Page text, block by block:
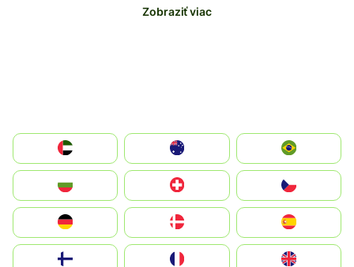
Zobraziť viac
الإمارات العربية المتحدة
Switzerland
Deutschland
United Kingdom